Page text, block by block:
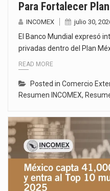
Para Fortalecer
INCOMEX julio 30,
El Banco Mundial expresó
privadas dentro del Plan
READ MORE
Posted in Comercio
Resumen INCOMEX,